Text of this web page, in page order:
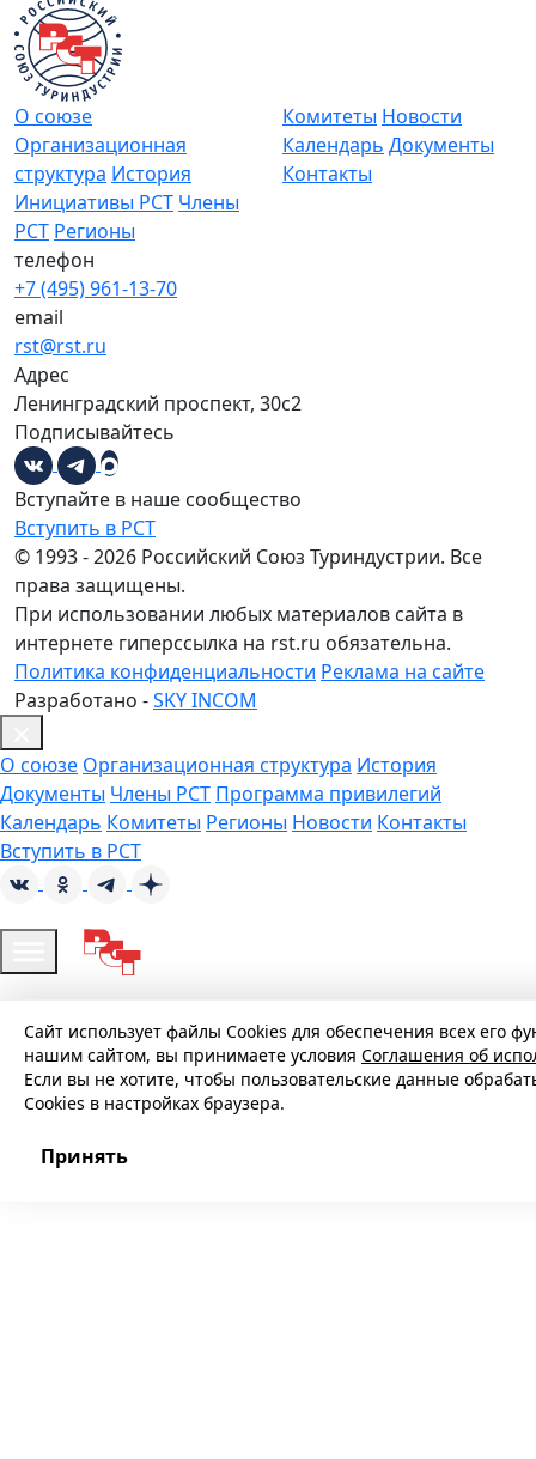
О союзе
Организационная
структура История
Инициативы РСТ Члены
РСТ Регионы
Комитеты Новости
Календарь Документы
Контакты
телефон
+7 (495) 961-13-70
email
rst@rst.ru
Адрес
Ленинградский проспект, 30с2
Подписывайтесь
Вступайте в наше сообщество
Вступить в РСТ
© 1993 - 2026 Российский Союз Туриндустрии. Все
права защищены.
При использовании любых материалов сайта в
интернете гиперссылка на rst.ru обязательна.
Политика конфиденциальности Реклама на сайте
Разработано -SKY INCOM
О союзе Организационная структура История
Документы Члены РСТ Программа привилегий
Календарь Комитеты Регионы Новости Контакты
Вступить в РСТ
Сайт использует файлы Cookies для обеспечения всех его
нашим сайтом, вы принимаете условия Соглашения об
Если вы не хотите, чтобы пользовательские данные
Cookies в настройках браузера.
Принять